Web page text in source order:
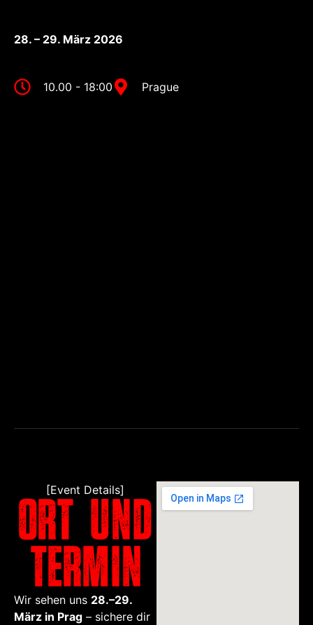
28. – 29. März 2026
10.00 - 18:00 Prague
[Event Details]
Ort und
Termin
Wir sehen uns 28.–29.
März in Prag – sichere dir